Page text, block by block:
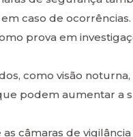
caso de
prova em
como visão
podem aumentar a
câmaras de